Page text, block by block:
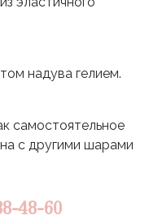
надува гелием.
самостоятельное
с другими шарами
48-60